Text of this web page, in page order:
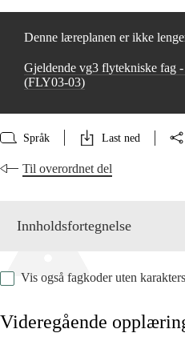
Denne læreplanen er ikke
Gjeldende vg3 flytekniske fag
(FLY03‑03)
Språk Last ned
Til overordnet del
Innholdsfortegnelse
Vis også fagkoder uten
Videregående